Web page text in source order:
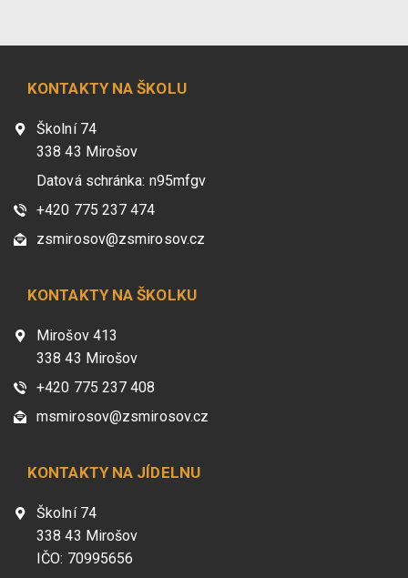
KONTAKTY NA ŠKOLU
Školní 74
338 43 Mirošov
Datová schránka: n95mfgv
+420 775 237 474
zsmirosov@zsmirosov.cz
KONTAKTY NA ŠKOLKU
Mirošov 413
338 43 Mirošov
+420 775 237 408
msmirosov@zsmirosov.cz
KONTAKTY NA JÍDELNU
Školní 74
338 43 Mirošov
IČO: 70995656